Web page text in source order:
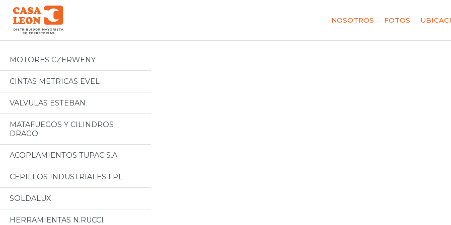
NOSOTROS FOTOS
Categorias
Todos
MOTORES CZERWENY
CINTAS METRICAS EVEL
VALVULAS ESTEBAN
MATAFUEGOS Y CILINDROS
DRAGO
ACOPLAMIENTOS TUPAC S.A.
CEPILLOS INDUSTRIALES FPL
SOLDALUX
HERRAMIENTAS N.RUCCI